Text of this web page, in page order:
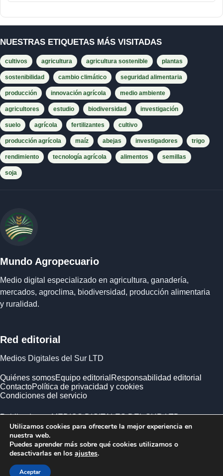
NUESTRAS ETIQUETAS MÁS VISITADAS
cultivos agricultura agricultura sostenible plantas
sostenibilidad cambio climático seguridad alimentaria
producción innovación agrícola medio ambiente
agricultores estudio biodiversidad investigación
suelo agrícola fertilizantes cultivo
producción agrícola maíz abejas investigadores trigo
rendimiento tecnología agrícola alimentos semillas
soja
Mundo Agropecuario
Medio digital especializado en agricultura, ganadería,
mercados, agroclima, biodiversidad, producción alimentaria
y ruralidad.
Red editorial
Medios Digitales del Sur LTD
Quiénes somosEquipo editorial Responsabilidad editorial
ContactoPolítica de privacidad y cookies
Condiciones del servicio
Publicado por MEDIOS DIGITALES DEL SUR LTD ·
Empresa registrada en Inglaterra y Gales.
Utilizamos cookies para ofrecerte la mejor experiencia en
nuestra web.
Puedes aprender más sobre qué cookies utilizamos o
desactivarlas en los ajustes.
Aceptar